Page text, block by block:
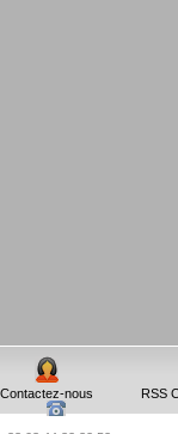
Contactez-nous RSS